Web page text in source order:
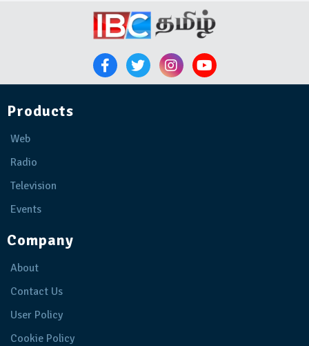
Products
Web
Radio
Television
Events
Company
About
Contact Us
User Policy
Cookie Policy